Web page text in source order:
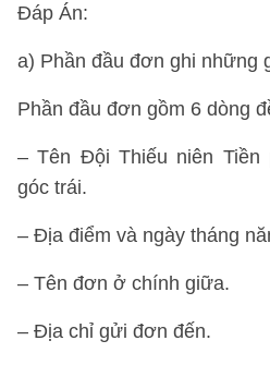
Đáp Án:
a) Phần đầu đơn ghi những
Phần đầu đơn gồm 6 dòng
– Tên Đội Thiếu niên
góc trái.
– Địa điểm và ngày tháng
– Tên đơn ở chính giữa.
– Địa chỉ gửi đơn đến.